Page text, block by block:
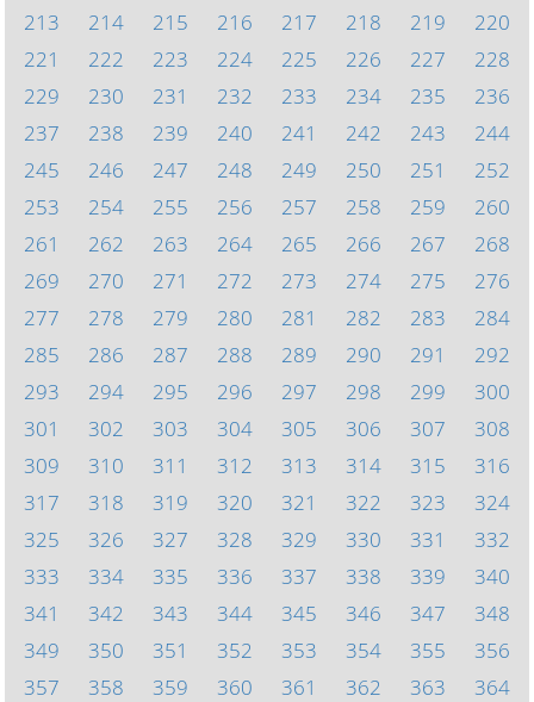
213
214 215 216 217 218 219
220
221
222 223 224 225 226 227
228
229
230 231 232 233 234 235
236
237
238 239 240 241 242 243
244
245
246 247 248 249 250 251
252
253
254 255 256 257 258 259
260
261
262 263 264 265 266 267
268
269
270 271 272 273 274 275
276
277
278 279 280 281 282 283
284
285
286 287 288 289 290 291
292
293
294 295 296 297 298 299
300
301
302 303 304 305 306 307
308
309
310 311 312 313 314 315
316
317
318 319 320 321 322 323
324
325
326 327 328 329 330 331
332
333
334 335 336 337 338 339
340
341
342 343 344 345 346 347
348
349
350 351 352 353 354 355
356
357
358 359 360 361 362 363 364